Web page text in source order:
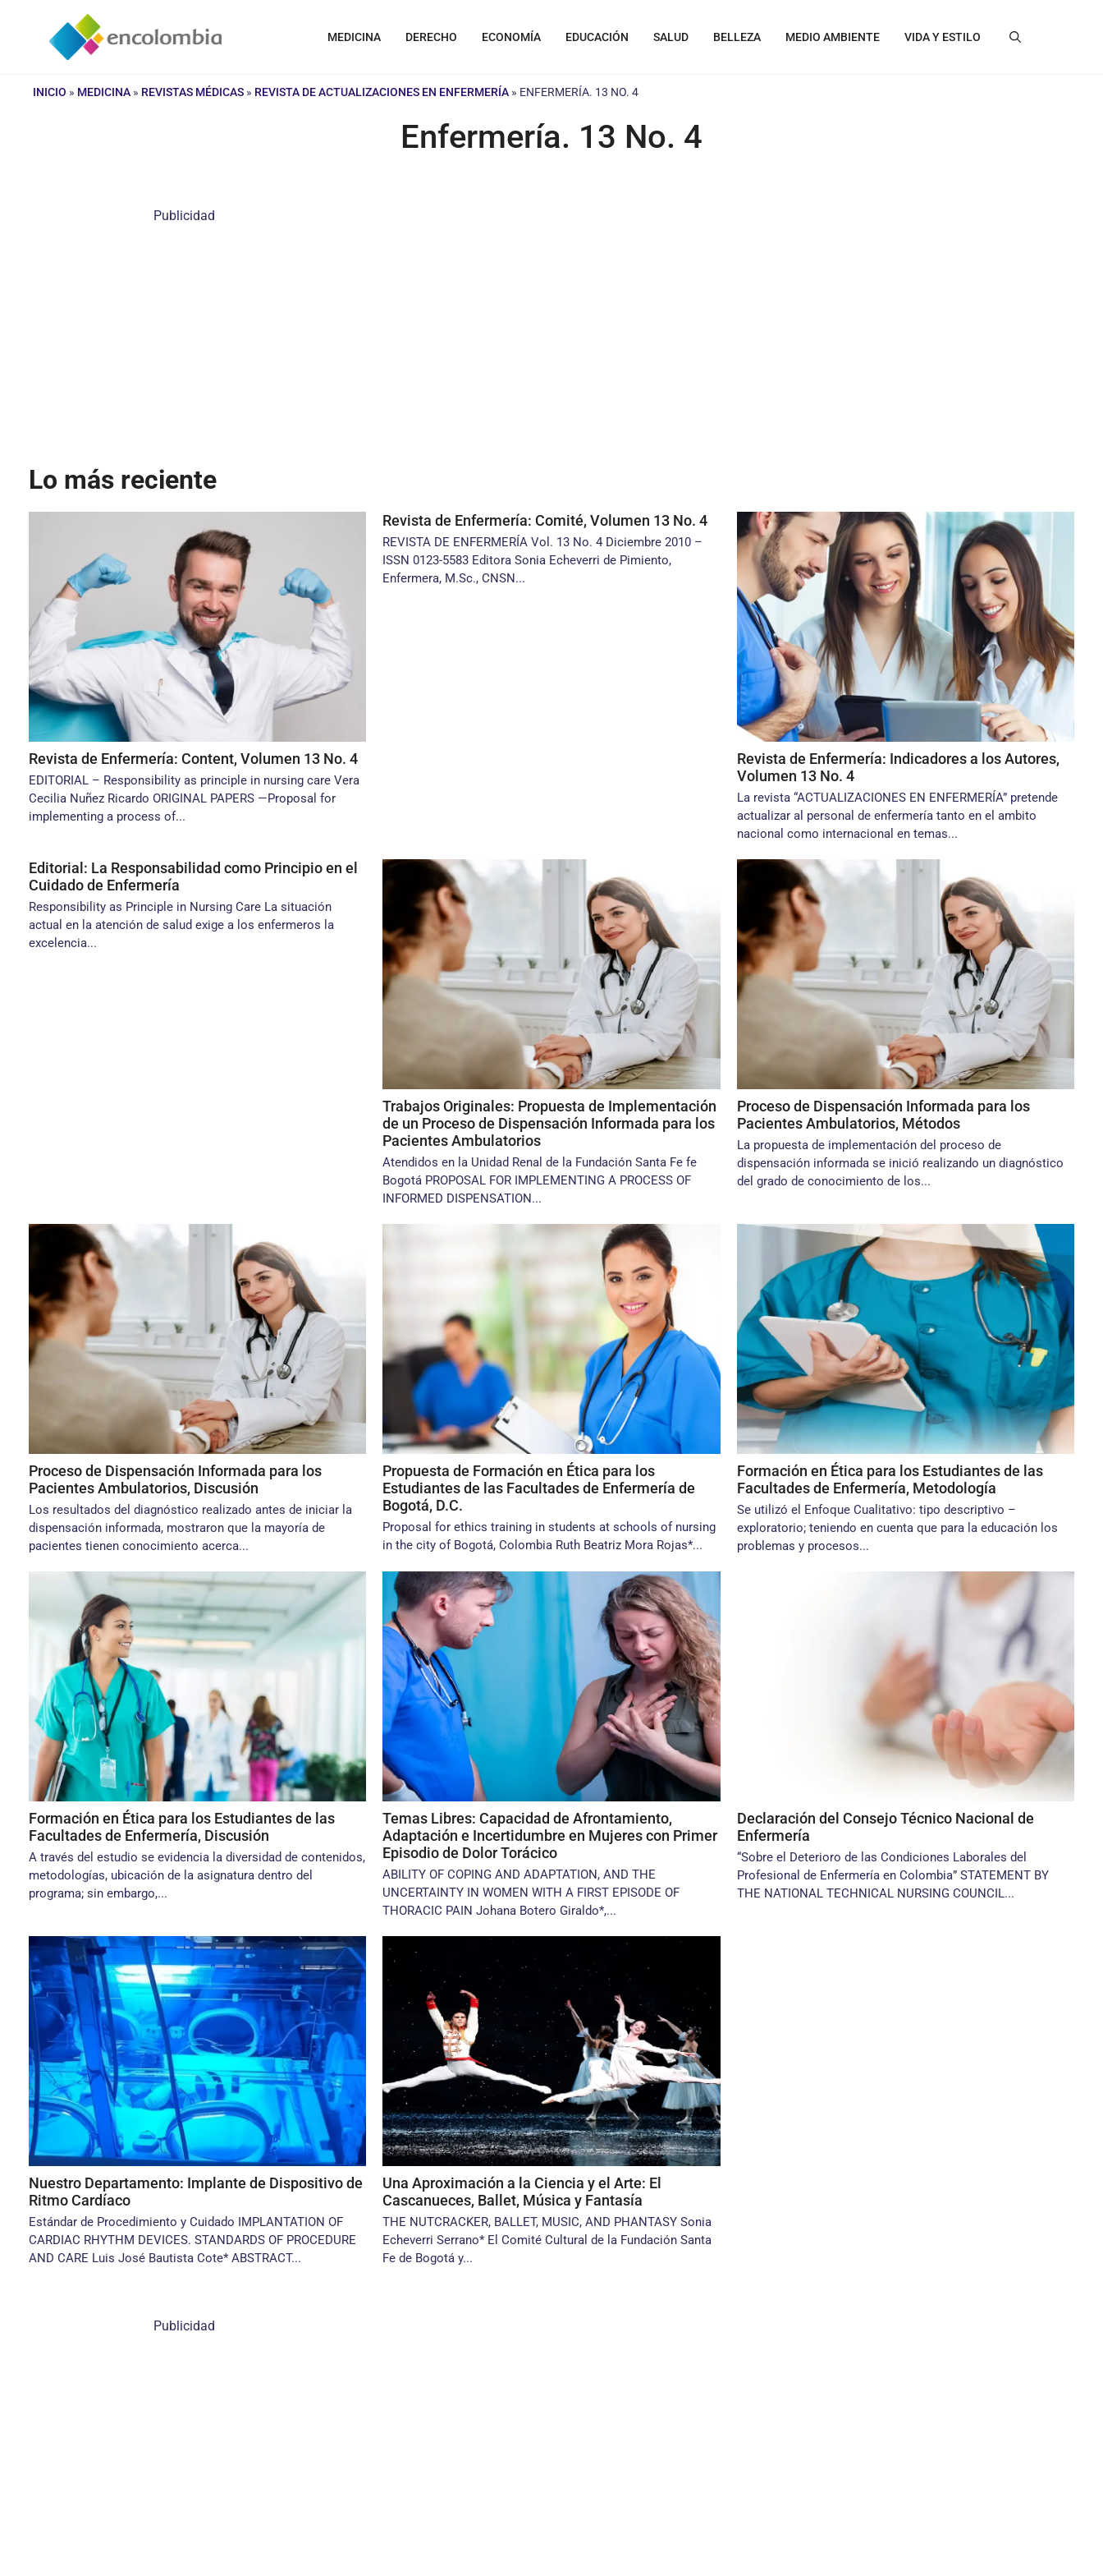
contenido
MEDICINA DERECHO ECONOMÍA EDUCACIÓN SALUD BELLEZA MEDIO AMBIENTE VIDA Y ESTILO
INICIO » MEDICINA » REVISTAS MÉDICAS » REVISTA DE ACTUALIZACIONES EN ENFERMERÍA » ENFERMERÍA. 13 NO. 4
Enfermería. 13 No. 4
Publicidad
Lo más reciente
Revista de Enfermería: Content, Volumen 13 No. 4
EDITORIAL – Responsibility as principle in nursing care Vera
Cecilia Nuñez Ricardo ORIGINAL PAPERS —Proposal for
implementing a process of...
Revista de Enfermería: Comité, Volumen 13 No. 4
REVISTA DE ENFERMERÍA Vol. 13 No. 4 Diciembre 2010 –
ISSN 0123-5583 Editora Sonia Echeverri de Pimiento,
Enfermera, M.Sc., CNSN...
Revista de Enfermería: Indicadores a los Autores,
Volumen 13 No. 4
La revista “ACTUALIZACIONES EN ENFERMERÍA” pretende
actualizar al personal de enfermería tanto en el ambito
nacional como internacional en temas...
Editorial: La Responsabilidad como Principio en el
Cuidado de Enfermería
Responsibility as Principle in Nursing Care La situación
actual en la atención de salud exige a los enfermeros la
excelencia...
Trabajos Originales: Propuesta de Implementación
de un Proceso de Dispensación Informada para los
Pacientes Ambulatorios
Atendidos en la Unidad Renal de la Fundación Santa Fe fe
Bogotá PROPOSAL FOR IMPLEMENTING A PROCESS OF
INFORMED DISPENSATION...
Proceso de Dispensación Informada para los
Pacientes Ambulatorios, Métodos
La propuesta de implementación del proceso de
dispensación informada se inició realizando un diagnóstico
del grado de conocimiento de los...
Proceso de Dispensación Informada para los
Pacientes Ambulatorios, Discusión
Los resultados del diagnóstico reali­zado antes de iniciar la
dispensación informada, mostraron que la mayoría de
pacientes tienen conocimiento acerca...
Propuesta de Formación en Ética para los
Estudiantes de las Facultades de Enfermería de
Bogotá, D.C.
Proposal for ethics training in students at schools of nursing
in the city of Bogotá, Colombia Ruth Beatriz Mora Rojas*...
Formación en Ética para los Estudiantes de las
Facultades de Enfermería, Metodología
Se utilizó el Enfoque Cualitativo: tipo descriptivo –
exploratorio; teniendo en cuenta que para la educación los
problemas y procesos...
Formación en Ética para los Estudiantes de las
Facultades de Enfermería, Discusión
A través del estudio se evidencia la diversidad de contenidos,
metodolo­gías, ubicación de la asignatura dentro del
programa; sin embargo,...
Temas Libres: Capacidad de Afrontamiento,
Adaptación e Incertidumbre en Mujeres con Primer
Episodio de Dolor Torácico
ABILITY OF COPING AND ADAPTATION, AND THE
UNCERTAINTY IN WOMEN WITH A FIRST EPISODE OF
THORACIC PAIN Johana Botero Giraldo*,...
Declaración del Consejo Técnico Nacional de
Enfermería
“Sobre el Deterioro de las Condiciones Laborales del
Profesional de Enfermería en Colombia” STATEMENT BY
THE NATIONAL TECHNICAL NURSING COUNCIL...
Nuestro Departamento: Implante de Dispositivo de
Ritmo Cardíaco
Estándar de Procedimiento y Cuidado IMPLANTATION OF
CARDIAC RHYTHM DEVICES. STANDARDS OF PROCEDURE
AND CARE Luis José Bautista Cote* ABSTRACT...
Una Aproximación a la Ciencia y el Arte: El
Cascanueces, Ballet, Música y Fantasía
THE NUTCRACKER, BALLET, MUSIC, AND PHANTASY Sonia
Echeverri Serrano* El Comité Cultural de la Fundación Santa
Fe de Bo­gotá y...
Publicidad